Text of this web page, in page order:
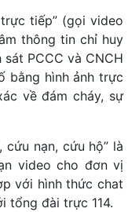
tiếp” (gọi video
thông tin chỉ huy
PCCC và CNCH
bằng hình ảnh trực
về đám cháy, sự
cứu nạn, cứu hộ” là
video cho đơn vị
với hình thức chat
tổng đài trực 114.